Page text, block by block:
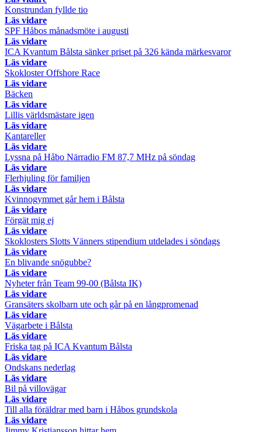
Konstrundan fyllde tio
Läs vidare
SPF Håbos månadsmöte i augusti
Läs vidare
ICA Kvantum Bålsta sänker priset på 326 kända märkesvaror
Läs vidare
Skokloster Offshore Race
Läs vidare
Bäcken
Läs vidare
Lillis världsmästare igen
Läs vidare
Kantareller
Läs vidare
Lyssna på Håbo Närradio FM 87,7 MHz på söndag
Läs vidare
Flerhjuling för familjen
Läs vidare
Kvinnogymmet går hem i Bålsta
Läs vidare
Förgät mig ej
Läs vidare
Skoklosters Slotts Vänners stipendium utdelades i söndags
Läs vidare
En blivande snögubbe?
Läs vidare
Nyheter från Team 99-00 (Bålsta IK)
Läs vidare
Gransäters skolbarn ute och går på en långpromenad
Läs vidare
Vägarbete i Bålsta
Läs vidare
Friska tag på ICA Kvantum Bålsta
Läs vidare
Ondskans nederlag
Läs vidare
Bil på villovägar
Läs vidare
Till alla föräldrar med barn i Håbos grundskola
Läs vidare